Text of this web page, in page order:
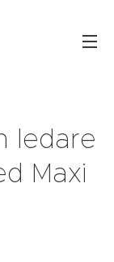
ledare
Maxi